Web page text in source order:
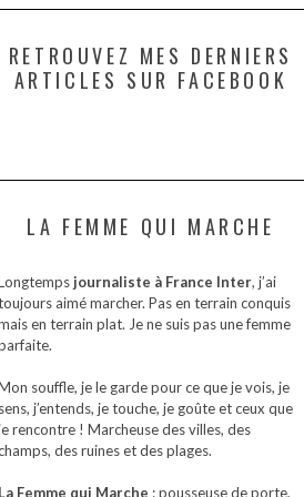
RETROUVEZ MES DERNIERS
ARTICLES SUR FACEBOOK
LA FEMME QUI MARCHE
journaliste à France Inter, j’ai
aimé marcher. Pas en terrain conquis
en terrain plat. Je ne suis pas une femme
souffle, je le garde pour ce que je vois, je
j’entends, je touche, je goûte et ceux que
rencontre ! Marcheuse des villes, des
des ruines et des plages.
Femme qui Marche : pousseuse de porte,